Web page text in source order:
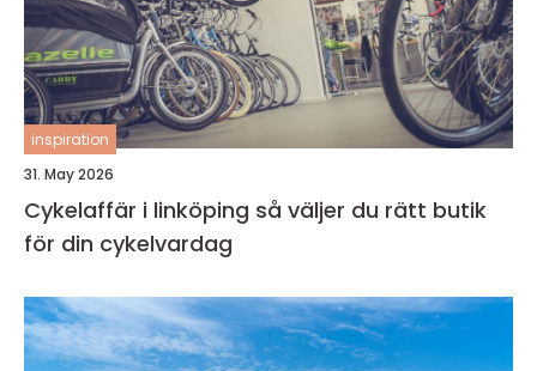
inspiration
31. May 2026
Cykelaffär i linköping så väljer du rätt butik
för din cykelvardag